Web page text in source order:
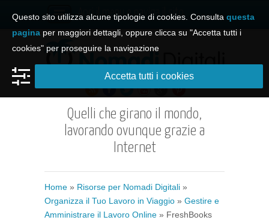
Apri il menu e naviga il sito
Quelli che girano il mondo,
lavorando ovunque grazie a
Internet
Home » Risorse per Nomadi Digitali »
Organizza il Tuo Lavoro in Viaggio » Gestire e
Amministrare il Lavoro Online » FreshBooks
Questo sito utilizza alcune tipologie di cookies. Consulta questa
pagina per maggiori dettagli, oppure clicca su "Accetta tutti i
cookies" per proseguire la navigazione
Accetta tutti i cookies